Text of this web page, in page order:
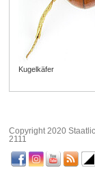
Kugelkäfer
Copyright 2020
2111